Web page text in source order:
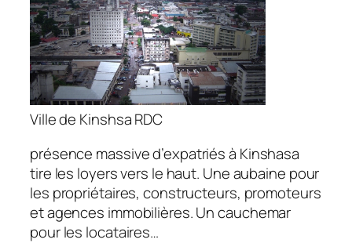
Ville de Kinshsa RDC
présence massive d’expatriés à Kinshasa
tire les loyers vers le haut. Une aubaine pour
les propriétaires, constructeurs, promoteurs
et agences immobilières. Un cauchemar
pour les locataires…